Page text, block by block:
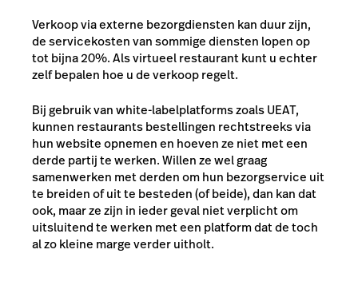
Verkoop via externe bezorgdiensten kan duur zijn,
de servicekosten van sommige diensten lopen op
tot bijna 20%. Als virtueel restaurant kunt u echter
zelf bepalen hoe u de verkoop regelt.
Bij gebruik van white-labelplatforms zoalsUEAT,
kunnen restaurants bestellingen rechtstreeks via
hun website opnemen en hoeven ze niet met een
derde partij te werken. Willen ze wel graag
samenwerken met derden om hun bezorgservice uit
te breiden of uit te besteden (of beide), dan kan dat
ook, maar ze zijn in ieder geval niet verplicht om
uitsluitend te werken met een platform dat de toch
al zo kleine marge verder uitholt.